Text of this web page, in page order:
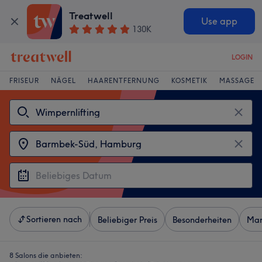
Treatwell
130K
Use app
LOGIN
FRISEUR NÄGEL HAARENTFERNUNG KOSMETIK MASSAGE
Sortieren nach Beliebiger Preis Besonderheiten
8 Salons die anbieten: